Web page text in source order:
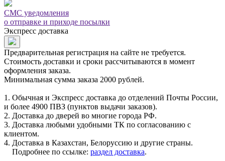
СМС уведомления
о отправке и приходе посылки
Экспресс доставка
Предварительная регистрация на сайте не требуется.
Стоимость доставки и сроки рассчитываются в момент
оформления заказа.
Минимальная сумма заказа 2000 рублей.
1. Обычная и Экспресс доставка до отделений Почты России,
и более 4900 ПВЗ (пунктов выдачи заказов).
2. Доставка до дверей во многие города РФ.
3. Доставка любыми удобными ТК по согласованию с
клиентом.
4. Доставка в Казахстан, Белоруссию и другие страны.
Подробнее по ссылке: раздел доставка.